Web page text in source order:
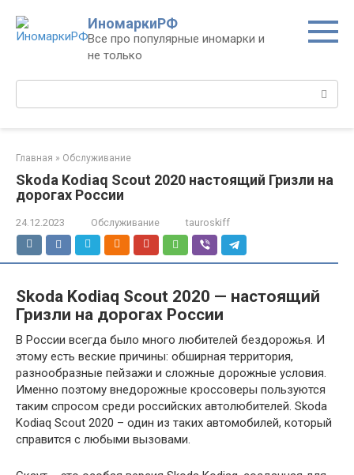
контенту
ИномаркиРФ
Все про популярные иномарки и
не только
Поиск:
Главная » Обслуживание
Skoda Kodiaq Scout 2020 настоящий Гризли на
дорогах России
24.12.2023 Обслуживание tauroskiff
Skoda Kodiaq Scout 2020 — настоящий
Гризли на дорогах России
В России всегда было много любителей бездорожья. И
этому есть веские причины: обширная территория,
разнообразные пейзажи и сложные дорожные условия.
Именно поэтому внедорожные кроссоверы пользуются
таким спросом среди российских автолюбителей. Skoda
Kodiaq Scout 2020 – один из таких автомобилей, который
справится с любыми вызовами.